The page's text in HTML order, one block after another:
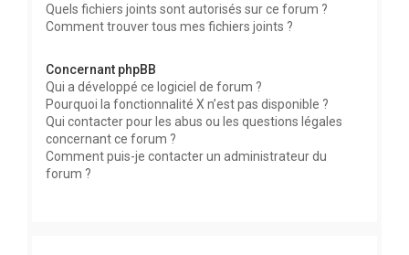
Quels fichiers joints sont autorisés sur ce forum ?
Comment trouver tous mes fichiers joints ?
Concernant phpBB
Qui a développé ce logiciel de forum ?
Pourquoi la fonctionnalité X n’est pas disponible ?
Qui contacter pour les abus ou les questions légales
concernant ce forum ?
Comment puis-je contacter un administrateur du
forum ?